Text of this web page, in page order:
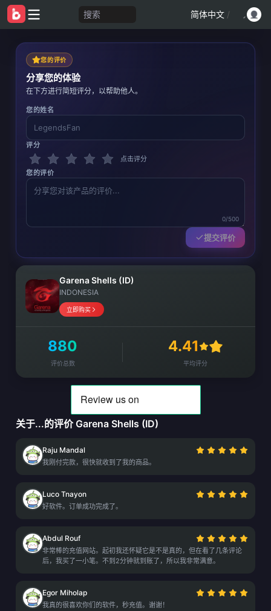
搜索 简体中文 /
您的评价
分享您的体验
在下方进行简短评分，以帮助他人。
您的姓名
评分
点击评分
您的评价
0/500
提交评价
Garena Shells (ID)
INDONESIA
立即购买
880
评价总数
4.41
平均评分
关于...的评价 Garena Shells (ID)
Raju Mandal
我刚付完款，很快就收到了我的商品。
Luco Tnayon
好软件。订单成功完成了。
Abdul Rouf
非常棒的充值网站。起初我还怀疑它是不是真的，但在看了几条评论
后，我买了一小笔。不到2分钟就到账了，所以我非常满意。
Egor Miholap
我真的很喜欢你们的软件，秒充值。谢谢！